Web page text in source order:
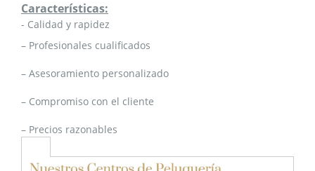
Características:
- Calidad y rapidez
– Profesionales cualificados
– Asesoramiento personalizado
– Compromiso con el cliente
– Precios razonables